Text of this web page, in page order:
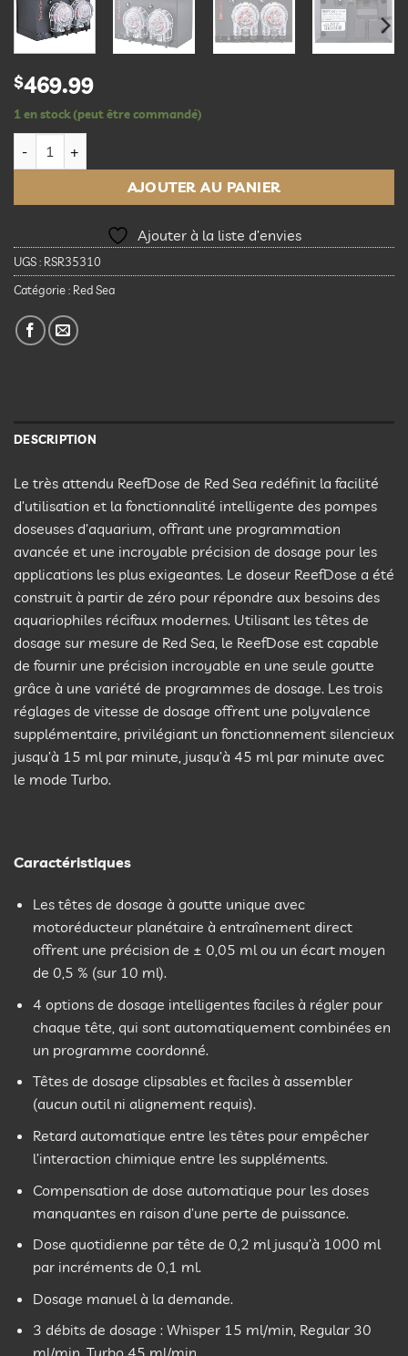
$469.99
1 en stock (peut être commandé)
AJOUTER AU PANIER
Ajouter à la liste d’envies
UGS : RSR35310
Catégorie : Red Sea
DESCRIPTION
Le très attendu ReefDose de Red Sea redéfinit la facilité
d’utilisation et la fonctionnalité intelligente des pompes
doseuses d’aquarium, offrant une programmation
avancée et une incroyable précision de dosage pour les
applications les plus exigeantes. Le doseur ReefDose a été
construit à partir de zéro pour répondre aux besoins des
aquariophiles récifaux modernes. Utilisant les têtes de
dosage sur mesure de Red Sea, le ReefDose est capable
de fournir une précision incroyable en une seule goutte
grâce à une variété de programmes de dosage. Les trois
réglages de vitesse de dosage offrent une polyvalence
supplémentaire, privilégiant un fonctionnement silencieux
jusqu’à 15 ml par minute, jusqu’à 45 ml par minute avec
le mode Turbo.
Caractéristiques
Les têtes de dosage à goutte unique avec
motoréducteur planétaire à entraînement direct
offrent une précision de ± 0,05 ml ou un écart moyen
de 0,5 % (sur 10 ml).
4 options de dosage intelligentes faciles à régler pour
chaque tête, qui sont automatiquement combinées en
un programme coordonné.
Têtes de dosage clipsables et faciles à assembler
(aucun outil ni alignement requis).
Retard automatique entre les têtes pour empêcher
l’interaction chimique entre les suppléments.
Compensation de dose automatique pour les doses
manquantes en raison d’une perte de puissance.
Dose quotidienne par tête de 0,2 ml jusqu’à 1000 ml
par incréments de 0,1 ml.
Dosage manuel à la demande.
3 débits de dosage : Whisper 15 ml/min, Regular 30